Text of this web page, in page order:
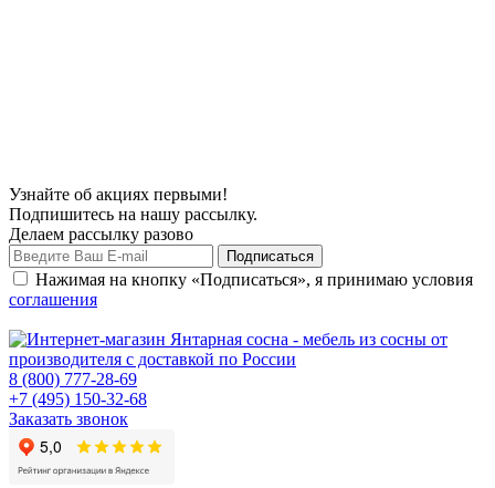
Узнайте об акциях первыми!
Подпишитесь на нашу рассылку.
Делаем рассылку разово
Нажимая на кнопку «Подписаться», я принимаю условия
соглашения
8 (800) 777-28-69
+7 (495) 150-32-68
Заказать звонок